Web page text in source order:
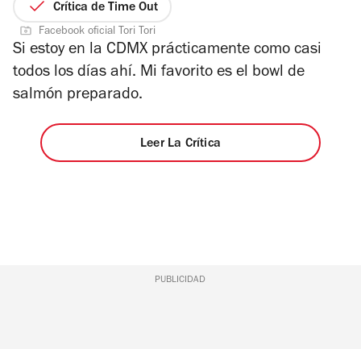
4
estrellas
Crítica de Time Out
Facebook oficial Tori Tori
Si estoy en la CDMX prácticamente como casi
todos los días ahí. Mi favorito es el bowl de
salmón preparado.
Leer La Crítica
PUBLICIDAD